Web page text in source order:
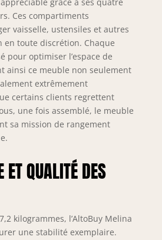
Ces compartiments
vaisselle, ustensiles et autres
toute discrétion. Chaque
pour optimiser l’espace de
ainsi ce meuble non seulement
extrêmement
certains clients regrettent
une fois assemblé, le meuble
sa mission de rangement
ET QUALITÉ DES
kilogrammes, l’AltoBuy Melina
une stabilité exemplaire.